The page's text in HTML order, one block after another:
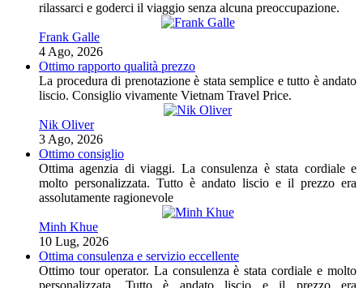
rilassarci e goderci il viaggio senza alcuna preoccupazione.
Frank Galle
4 Ago, 2026
Ottimo rapporto qualità prezzo
La procedura di prenotazione è stata semplice e tutto è andato
liscio. Consiglio vivamente Vietnam Travel Price.
Nik Oliver
3 Ago, 2026
Ottimo consiglio
Ottima agenzia di viaggi. La consulenza è stata cordiale e
molto personalizzata. Tutto è andato liscio e il prezzo era
assolutamente ragionevole
Minh Khue
10 Lug, 2026
Ottima consulenza e servizio eccellente
Ottimo tour operator. La consulenza è stata cordiale e molto
personalizzata. Tutto è andato liscio e il prezzo era